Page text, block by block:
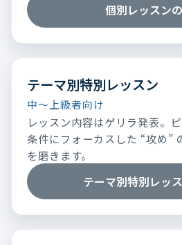
個別レッスン
テーマ別特別レッスン
中～上級者向け
レッスン内容はゲリラ発表。
条件にフォーカスした “攻め”
を磨きます。
テーマ別特別レッ